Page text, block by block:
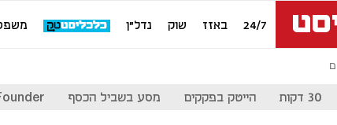
24/7 באזז שוק נדל"ן
30 דקות הייטק בפקקים מסע בשביל הכסף